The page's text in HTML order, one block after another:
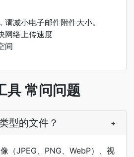
请减小电子邮件附件大小。
网络上传速度
间
具 常问问题
型的文件？ +
（JPEG、PNG、WebP）、视